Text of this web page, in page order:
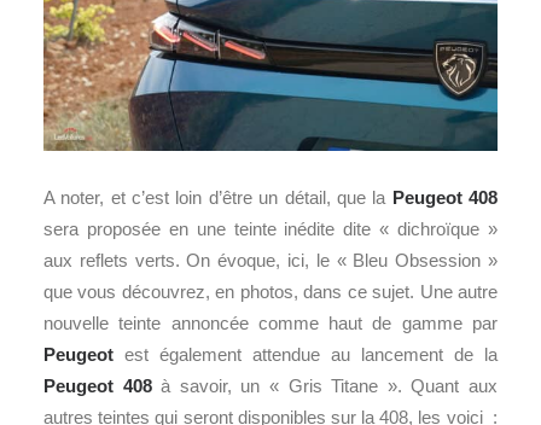
A noter, et c’est loin d’être un détail, que la Peugeot 408
sera proposée en une teinte inédite dite « dichroïque »
aux reflets verts. On évoque, ici, le « Bleu Obsession »
que vous découvrez, en photos, dans ce sujet. Une autre
nouvelle teinte annoncée comme haut de gamme par
Peugeot est également attendue au lancement de la
Peugeot 408à savoir, un « Gris Titane ». Quant aux
autres teintes qui seront disponibles sur la 408, les voici :